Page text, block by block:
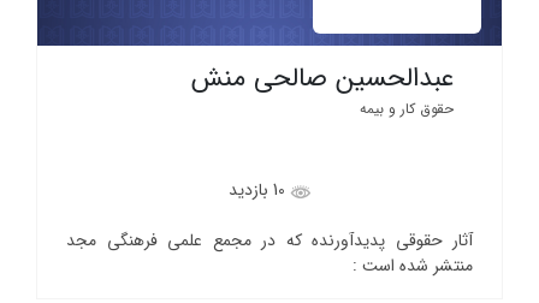
عبدالحسین صالحی منش
حقوق کار و بیمه
آثار حقوقی پدیدآورنده که در مجمع علمی فرهنگی مجد
منتشر شده است :